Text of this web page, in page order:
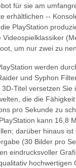
für sie am
erhältlichen --
PlayStation
um nur zwei zu
werden
und Syphon
Titel versetzen Sie
die die
pro Sekunde zu
kann 16,8
darüber hinaus ist
(30 Bilder pro
eindrucksvoller
hochwertigen